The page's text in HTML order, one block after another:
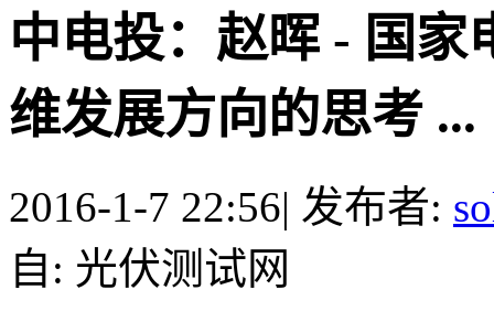
中电投：赵晖 - 国家
维发展方向的思考 ...
2016-1-7 22:56| 发布者:
自: 光伏测试网